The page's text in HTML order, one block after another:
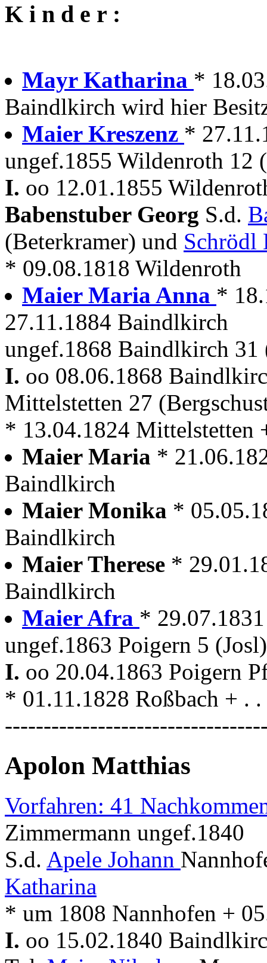
K i n d e r :
Mayr Katharina *
Baindlkirch wird hier
Maier Kreszenz *
ungef.1855 Wildenroth 12
I. oo 12.01.1855
Babenstuber Georg S.d.
(Beterkramer) und Schrödl
* 09.08.1818 Wildenroth
Maier Maria Anna *
27.11.1884 Baindlkirch
ungef.1868 Baindlkirch
I. oo 08.06.1868
Mittelstetten 27
* 13.04.1824 Mittelstetten
Maier Maria *
Baindlkirch
Maier Monika *
Baindlkirch
Maier Therese *
Baindlkirch
Maier Afra *
ungef.1863 Poigern 5 (Josl)
I. oo 20.04.1863 Poigern
* 01.11.1828 Roßbach + .
Apolon Matthias
Vorfahren: 41
Zimmermann ungef.1840
S.d. Apele Johann
Katharina
* um 1808 Nannhofen +
I. oo 15.02.1840